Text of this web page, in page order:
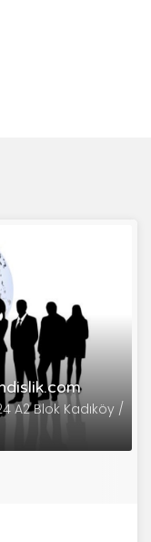
A2 Blok Kadıköy /